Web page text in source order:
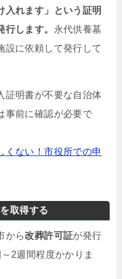
入れます」という証明
します。 永代供養墓
設に依頼して発行して
証明書が不要な自治体
事前に確認が必要で
くない！市役所での申
取得する
から改葬許可証が発行
2週間程度かかりま